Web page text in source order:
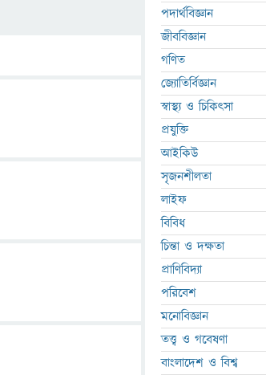
পদার্থবিজ্ঞান
জীববিজ্ঞান
গণিত
জ্যোতির্বিজ্ঞান
স্বাস্থ্য ও চিকিৎসা
প্রযুক্তি
আইকিউ
সৃজনশীলতা
লাইফ
বিবিধ
চিন্তা ও দক্ষতা
প্রাণিবিদ্যা
পরিবেশ
মনোবিজ্ঞান
তত্ত্ব ও গবেষণা
বাংলাদেশ ও বিশ্ব